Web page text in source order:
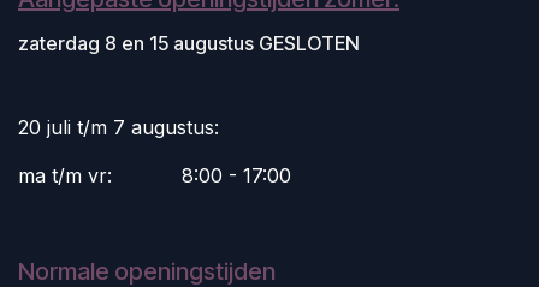
zaterdag 8 en 15 augustus GESLOTEN
20 juli t/m 7 augustus:
ma t/m vr:
​8:00 - 17:00
Normale openingstijden